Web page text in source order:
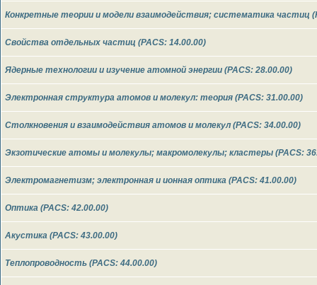
Конкретные теории и модели взаимодействия; систематика частиц
Свойства отдельных частиц (PACS: 14.00.00)
Ядерные технологии и изучение атомной энергии (PACS: 28.00.00)
Электронная структура атомов и молекул: теория (PACS: 31.00.00)
Столкновения и взаимодействия атомов и молекул (PACS: 34.00.00)
Экзотические атомы и молекулы; макромолекулы; кластеры (PACS:
Электромагнетизм; электронная и ионная оптика (PACS: 41.00.00)
Оптика (PACS: 42.00.00)
Акустика (PACS: 43.00.00)
Теплопроводность (PACS: 44.00.00)